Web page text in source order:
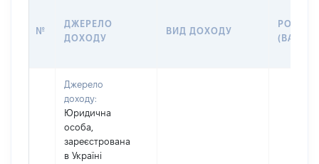
№
ДЖЕРЕЛО
ДОХОДУ
ВИД ДОХОДУ
РОЗМІР
Джерело
доходу:
Юридична
особа,
зареєстрована
в Україні